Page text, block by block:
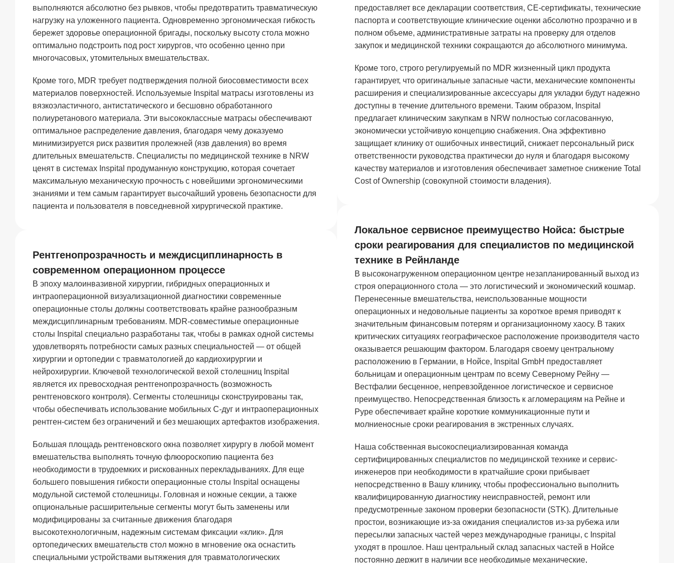
выполняются абсолютно без рывков, чтобы предотвратить травматическую
нагрузку на уложенного пациента. Одновременно эргономическая гибкость
бережет здоровье операционной бригады, поскольку высоту стола можно
оптимально подстроить под рост хирургов, что особенно ценно при
многочасовых, утомительных вмешательствах.
Кроме того, MDR требует подтверждения полной биосовместимости всех
материалов поверхностей. Используемые Inspital матрасы изготовлены из
вязкоэластичного, антистатического и бесшовно обработанного
полиуретанового материала. Эти высококлассные матрасы обеспечивают
оптимальное распределение давления, благодаря чему доказуемо
минимизируется риск развития пролежней (язв давления) во время
длительных вмешательств. Специалисты по медицинской технике в NRW
ценят в системах Inspital продуманную конструкцию, которая сочетает
максимальную механическую прочность с новейшими эргономическими
знаниями и тем самым гарантирует высочайший уровень безопасности для
пациента и пользователя в повседневной хирургической практике.
Рентгенопрозрачность и междисциплинарность в
современном операционном процессе
В эпоху малоинвазивной хирургии, гибридных операционных и
интраоперационной визуализационной диагностики современные
операционные столы должны соответствовать крайне разнообразным
междисциплинарным требованиям. MDR-совместимые операционные
столы Inspital специально разработаны так, чтобы в рамках одной системы
удовлетворять потребности самых разных специальностей — от общей
хирургии и ортопедии с травматологией до кардиохирургии и
нейрохирургии. Ключевой технологической вехой столешниц Inspital
является их превосходная рентгенопрозрачность (возможность
рентгеновского контроля). Сегменты столешницы сконструированы так,
чтобы обеспечивать использование мобильных С-дуг и интраоперационных
рентген-систем без ограничений и без мешающих артефактов изображения.
Большая площадь рентгеновского окна позволяет хирургу в любой момент
вмешательства выполнять точную флюороскопию пациента без
необходимости в трудоемких и рискованных перекладываниях. Для еще
большего повышения гибкости операционные столы Inspital оснащены
модульной системой столешницы. Головная и ножные секции, а также
опциональные расширительные сегменты могут быть заменены или
модифицированы за считанные движения благодаря
высокотехнологичным, надежным системам фиксации «клик». Для
ортопедических вмешательств стол можно в мгновение ока оснастить
специальными устройствами вытяжения для травматологических
предоставляет все декларации соответствия, CE-сертификаты, технические
паспорта и соответствующие клинические оценки абсолютно прозрачно и в
полном объеме, административные затраты на проверку для отделов
закупок и медицинской техники сокращаются до абсолютного минимума.
Кроме того, строго регулируемый по MDR жизненный цикл продукта
гарантирует, что оригинальные запасные части, механические компоненты
расширения и специализированные аксессуары для укладки будут надежно
доступны в течение длительного времени. Таким образом, Inspital
предлагает клиническим закупкам в NRW полностью согласованную,
экономически устойчивую концепцию снабжения. Она эффективно
защищает клинику от ошибочных инвестиций, снижает персональный риск
ответственности руководства практически до нуля и благодаря высокому
качеству материалов и изготовления обеспечивает заметное снижение Total
Cost of Ownership (совокупной стоимости владения).
Локальное сервисное преимущество Нойса: быстрые
сроки реагирования для специалистов по медицинской
технике в Рейнланде
В высоконагруженном операционном центре незапланированный выход из
строя операционного стола — это логистический и экономический кошмар.
Перенесенные вмешательства, неиспользованные мощности
операционных и недовольные пациенты за короткое время приводят к
значительным финансовым потерям и организационному хаосу. В таких
критических ситуациях географическое расположение производителя часто
оказывается решающим фактором. Благодаря своему центральному
расположению в Германии, в Нойсе, Inspital GmbH предоставляет
больницам и операционным центрам по всему Северному Рейну —
Вестфалии бесценное, непревзойденное логистическое и сервисное
преимущество. Непосредственная близость к агломерациям на Рейне и
Руре обеспечивает крайне короткие коммуникационные пути и
молниеносные сроки реагирования в экстренных случаях.
Наша собственная высокоспециализированная команда
сертифицированных специалистов по медицинской технике и сервис-
инженеров при необходимости в кратчайшие сроки прибывает
непосредственно в Вашу клинику, чтобы профессионально выполнить
квалифицированную диагностику неисправностей, ремонт или
предусмотренные законом проверки безопасности (STK). Длительные
простои, возникающие из-за ожидания специалистов из-за рубежа или
пересылки запасных частей через международные границы, с Inspital
уходят в прошлое. Наш центральный склад запасных частей в Нойсе
постоянно держит в наличии все необходимые механические,